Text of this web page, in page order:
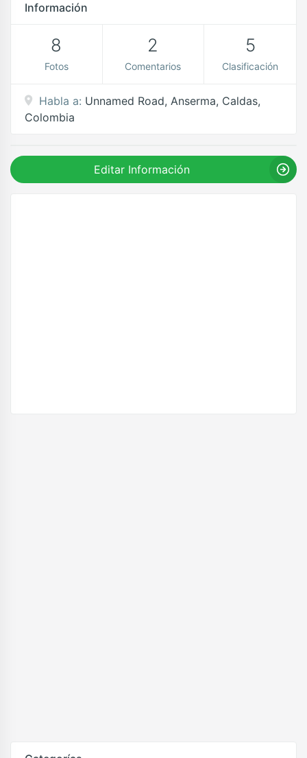
Información
8
Fotos
2
Comentarios
5
Clasificación
Habla a: Unnamed Road, Anserma, Caldas,
Colombia
Editar Información